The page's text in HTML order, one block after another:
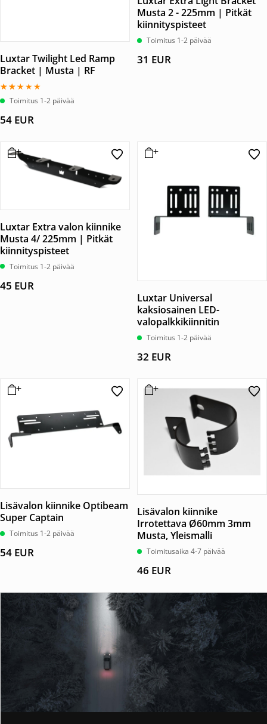
Luxtar Twilight Led Ramp
Bracket | Musta | RF
Arvostelu
tuotteesta:
/ 5
Toimitus 1-2 päivää
54 EUR
Musta 2 - 225mm | Pitkät
kiinnityspisteet
Toimitus 1-2 päivää
31 EUR
Luxtar Extra valon kiinnike
Musta 4/ 225mm | Pitkät
kiinnityspisteet
Toimitus 1-2 päivää
45 EUR
Luxtar Universal
kaksiosainen LED-
valopalkkikiinnitin
Toimitus 1-2 päivää
32 EUR
Lisävalon kiinnike Optibeam
Super Captain
Toimitus 1-2 päivää
54 EUR
Lisävalon kiinnike
Irrotettava Ø60mm 3mm
Musta, Yleismalli
Toimitusaika 4-7 päivää
46 EUR